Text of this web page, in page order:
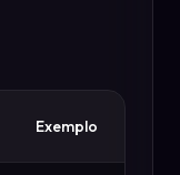
Exemplo